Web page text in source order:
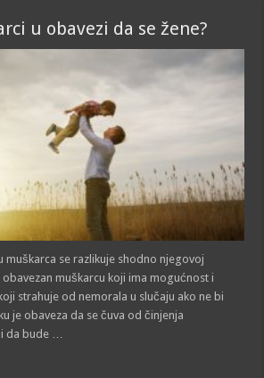
u obavezi da se žene?
muškarca se razlikuje shodno njegovoj
obavezan muškarcu koji ima mogućnost i
strahuje od nemorala u slučaju ako ne bi
je obaveza da se čuva od činjenja
da bude …